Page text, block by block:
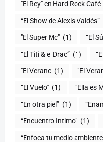
"El Rey" en Hard Rock Café
“El Show de Alexis Valdés”
"El Super Mc" (1)
“El Titi & el Drac” (1)
"El Verano (1) "El
(1) “Ella es
“En otra piel” (1)
“Encuentro Intimo” (1)
“Enfoca tu medio